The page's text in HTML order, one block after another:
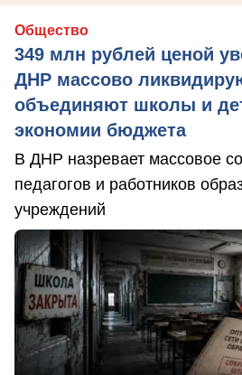
Общество
349 млн рублей ценой
ДНР массово
объединяют школы и
экономии бюджета
В ДНР назревает массовое
педагогов и работников
учреждений